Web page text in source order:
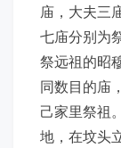
庙，大夫三
七庙分别为
祭远祖的昭
同数目的庙
己家里祭祖
地，在坟头